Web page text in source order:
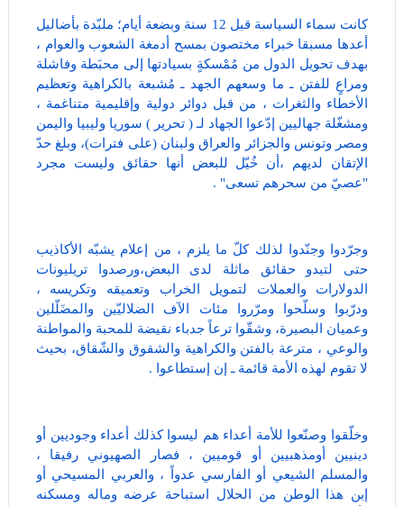
كانت سماء السياسة قبل 12 سنة وبضعة أيام؛ ملبّدة بأضاليل
أعدها مسبقا خبراء مختصون بمسح أدمغة الشعوب والعوام ،
بهدف تحويل الدول من مُمْسكةٍ بسيادتها إلى محبَطة وفاشلة
ومراعٍ للفتن ـ ما وسعهم الجهد ـ مُشبعة بالكراهية وتعظيم
الأخطاء والثغرات ، من قبل دوائر دولية وإقليمية متناغمة ،
ومشغّلة جهاليين إدّعوا الجهاد لـ ( تحرير ) سوريا وليبيا واليمن
ومصر وتونس والجزائر والعراق ولبنان (على فترات)، وبلغ حدّ
الإتقان لديهم ،أن خُيّل للبعض أنها حقائق وليست مجرد
"عصيّ من سحرهم تسعى" .
وجرّدوا وجنّدوا لذلك كلّ ما يلزم ، من إعلام يشبّه الأكاذيب
حتى لتبدو حقائق ماثلة لدى البعض،ورصدوا تريليونات
الدولارات والعملات لتمويل الخراب وتعميقه وتكريسه ،
ودرّبوا وسلّحوا ومرّروا مئات الآف الضلاليّين والمضَلّلين
وعميان البصيرة، وشقّوا ترعاً جدباء نقيضة للمحبة والمواطنة
والوعي ، مترعة بالفتن والكراهية والشقوق والشّقاق، بحيث
لا تقوم لهذه الأمة قائمة ـ إن إستطاعوا .
وخلّقوا وصنّعوا للأمة أعداء هم ليسوا كذلك أعداء وجوديين أو
دينيين أومذهبيين أو قوميين ، فصار الصهيوني رفيقا ،
والمسلم الشيعي أو الفارسي عدواً ، والعربي المسيحي أو
إبن هذا الوطن من الحلال استباحة عرضه وماله ومسكنه